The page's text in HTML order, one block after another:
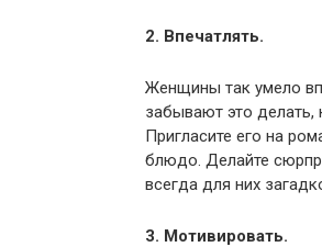
2. Впечатлять.
Женщины так умело
забывают это
Пригласите его на
блюдо. Делайте
всегда для них
3. Мотивировать.